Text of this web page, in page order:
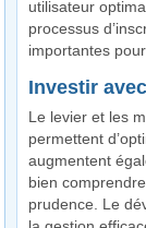
utilisateur
processus
importantes
Investir
Le levier et les
permettent
augmentent
bien
prudence. Le